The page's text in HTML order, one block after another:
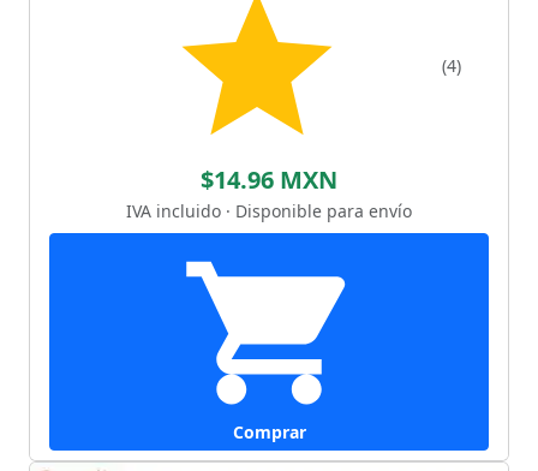
(4)
$14.96 MXN
IVA incluido · Disponible para envío
Comprar